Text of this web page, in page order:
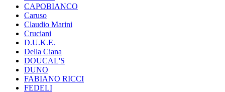
CAPOBIANCO
Caruso
Claudio Marini
Cruciani
D.U.K.E.
Della Ciana
DOUCAL'S
DUNO
FABIANO RICCI
FEDELI